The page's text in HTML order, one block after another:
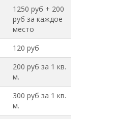
1250 руб + 200
руб за каждое
место
120 руб
200 руб за 1 кв.
м.
300 руб за 1 кв.
м.